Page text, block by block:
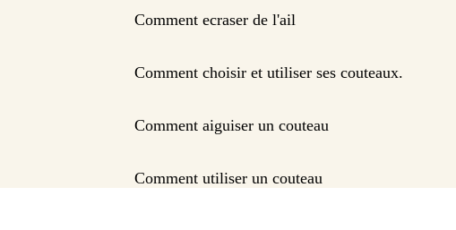
Comment ecraser de l'ail
Comment choisir et utiliser ses couteaux.
Comment aiguiser un couteau
Comment utiliser un couteau